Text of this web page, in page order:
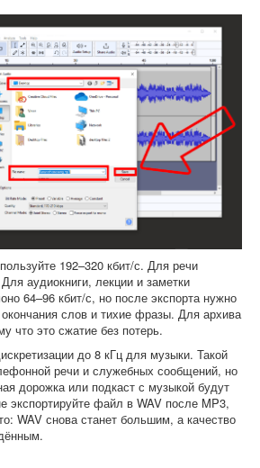
192–320 кбит/с. Для речи
аудиокниги, лекции и заметки
64–96 кбит/с, но после экспорта нужно
слов и тихие фразы. Для архива
что это сжатие без потерь.
до 8 кГц для музыки. Такой
речи и служебных сообщений, но
дорожка или подкаст с музыкой будут
экспортируйте файл в WAV после MP3,
WAV снова станет большим, а качество